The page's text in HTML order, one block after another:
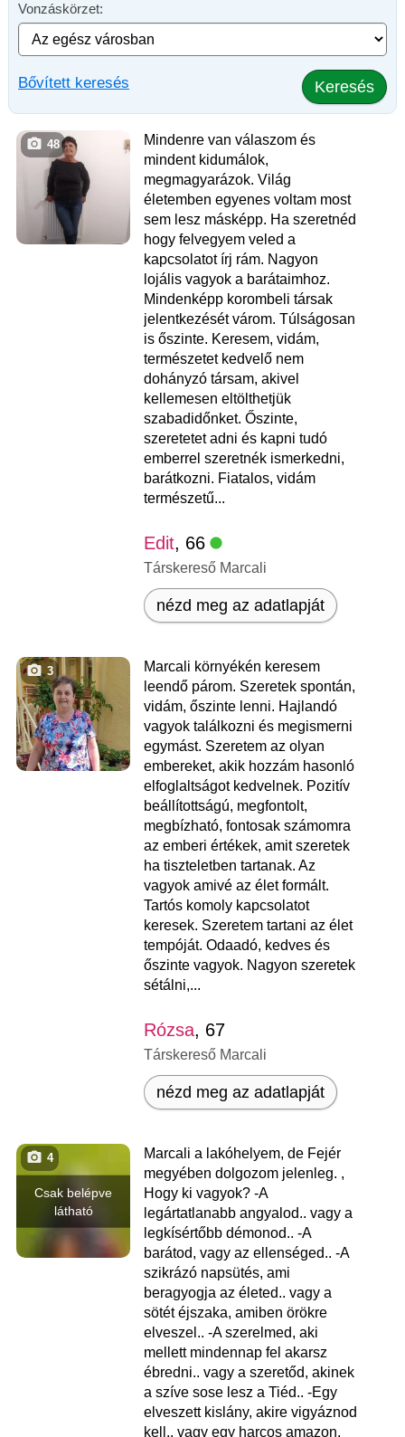
Vonzáskörzet:
Bővített keresés Keresés
48
Mindenre van válaszom és
mindent kidumálok,
megmagyarázok. Világ
életemben egyenes voltam most
sem lesz másképp. Ha szeretnéd
hogy felvegyem veled a
kapcsolatot írj rám. Nagyon
lojális vagyok a barátaimhoz.
Mindenképp korombeli társak
jelentkezését várom. Túlságosan
is őszinte. Keresem, vidám,
természetet kedvelő nem
dohányzó társam, akivel
kellemesen eltölthetjük
szabadidőnket. Őszinte,
szeretetet adni és kapni tudó
emberrel szeretnék ismerkedni,
barátkozni. Fiatalos, vidám
természetű...
Edit, 66
Társkereső Marcali
nézd meg az adatlapját
3
Marcali környékén keresem
leendő párom. Szeretek spontán,
vidám, őszinte lenni. Hajlandó
vagyok találkozni és megismerni
egymást. Szeretem az olyan
embereket, akik hozzám hasonló
elfoglaltságot kedvelnek. Pozitív
beállítottságú, megfontolt,
megbízható, fontosak számomra
az emberi értékek, amit szeretek
ha tiszteletben tartanak. Az
vagyok amivé az élet formált.
Tartós komoly kapcsolatot
keresek. Szeretem tartani az élet
tempóját. Odaadó, kedves és
őszinte vagyok. Nagyon szeretek
sétálni,...
Rózsa, 67
Társkereső Marcali
nézd meg az adatlapját
Csak belépve
látható
4
Marcali a lakóhelyem, de Fejér
megyében dolgozom jelenleg. ,
Hogy ki vagyok? -A
legártatlanabb angyalod.. vagy a
legkísértőbb démonod.. -A
barátod, vagy az ellenséged.. -A
szikrázó napsütés, ami
beragyogja az életed.. vagy a
sötét éjszaka, amiben örökre
elveszel.. -A szerelmed, aki
mellett mindennap fel akarsz
ébredni.. vagy a szeretőd, akinek
a szíve sose lesz a Tiéd.. -Egy
elveszett kislány, akire vigyáznod
kell.. vagy egy harcos amazon,